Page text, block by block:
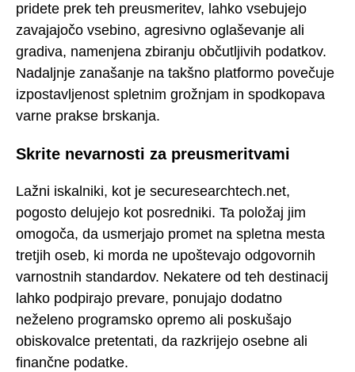
pridete prek teh preusmeritev, lahko vsebujejo
zavajajočo vsebino, agresivno oglaševanje ali
gradiva, namenjena zbiranju občutljivih podatkov.
Nadaljnje zanašanje na takšno platformo povečuje
izpostavljenost spletnim grožnjam in spodkopava
varne prakse brskanja.
Skrite nevarnosti za preusmeritvami
Lažni iskalniki, kot je securesearchtech.net,
pogosto delujejo kot posredniki. Ta položaj jim
omogoča, da usmerjajo promet na spletna mesta
tretjih oseb, ki morda ne upoštevajo odgovornih
varnostnih standardov. Nekatere od teh destinacij
lahko podpirajo prevare, ponujajo dodatno
neželeno programsko opremo ali poskušajo
obiskovalce pretentati, da razkrijejo osebne ali
finančne podatke.